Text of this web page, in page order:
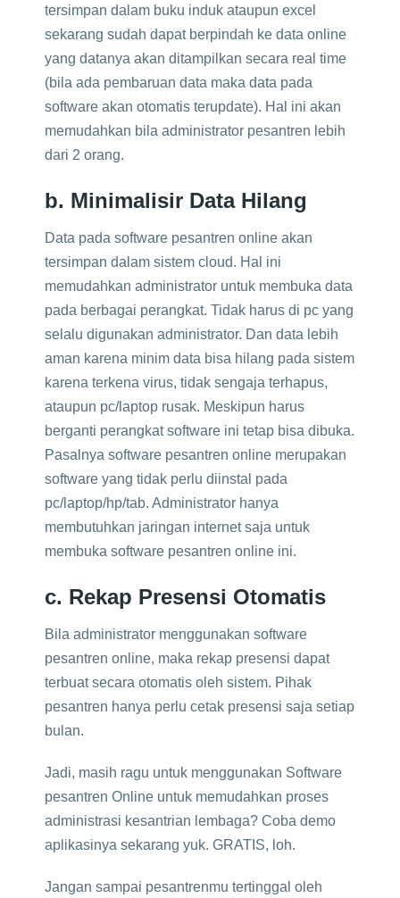
tersimpan dalam buku induk ataupun excel
sekarang sudah dapat berpindah ke data online
yang datanya akan ditampilkan secara real time
(bila ada pembaruan data maka data pada
software akan otomatis terupdate). Hal ini akan
memudahkan bila administrator pesantren lebih
dari 2 orang.
b. Minimalisir Data Hilang
Data pada software pesantren online akan
tersimpan dalam sistem cloud. Hal ini
memudahkan administrator untuk membuka data
pada berbagai perangkat. Tidak harus di pc yang
selalu digunakan administrator. Dan data lebih
aman karena minim data bisa hilang pada sistem
karena terkena virus, tidak sengaja terhapus,
ataupun pc/laptop rusak. Meskipun harus
berganti perangkat software ini tetap bisa dibuka.
Pasalnya software pesantren online merupakan
software yang tidak perlu diinstal pada
pc/laptop/hp/tab. Administrator hanya
membutuhkan jaringan internet saja untuk
membuka software pesantren online ini.
c. Rekap Presensi Otomatis
Bila administrator menggunakan software
pesantren online, maka rekap presensi dapat
terbuat secara otomatis oleh sistem. Pihak
pesantren hanya perlu cetak presensi saja setiap
bulan.
Jadi, masih ragu untuk menggunakan Software
pesantren Online untuk memudahkan proses
administrasi kesantrian lembaga? Coba demo
aplikasinya sekarang yuk. GRATIS, loh.
Jangan sampai pesantrenmu tertinggal oleh